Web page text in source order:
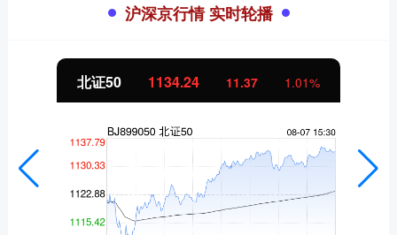
沪深京行情 实时轮播
北证50 1134.24 11.37 1.01%